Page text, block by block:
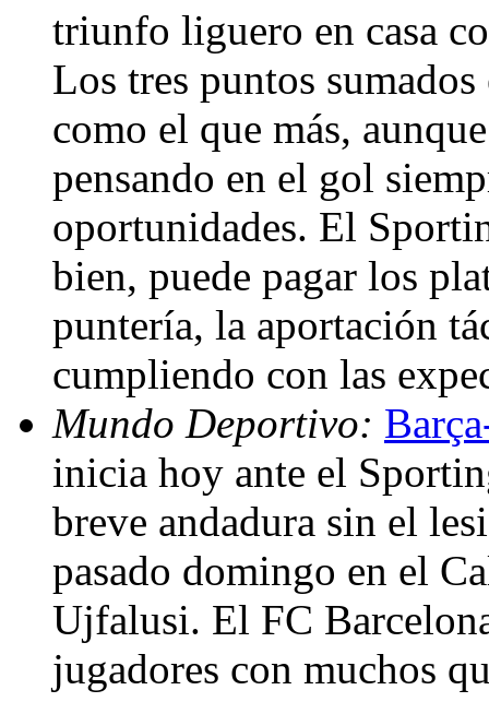
triunfo liguero en casa
Los tres puntos
como el que más,
pensando en el gol
oportunidades. El
bien, puede pagar los
puntería, la aportación
cumpliendo con las
Mundo Deportivo:
inicia hoy ante el
breve andadura sin el
pasado domingo en el
Ujfalusi. El FC
jugadores con muchos